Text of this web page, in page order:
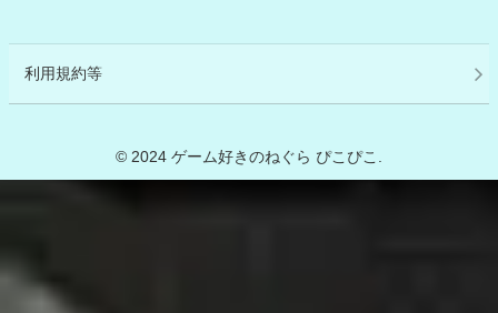
利用規約等
© 2024 ゲーム好きのねぐら ぴこぴこ.